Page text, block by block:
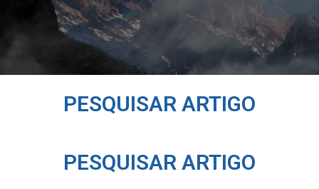
PESQUISAR ARTIGO
PESQUISAR ARTIGO